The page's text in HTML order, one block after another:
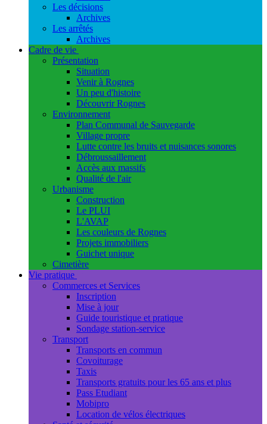
Les décisions
Archives
Les arrêtés
Archives
Cadre de vie
Présentation
Situation
Venir à Rognes
Un peu d'histoire
Découvrir Rognes
Environnement
Plan Communal de Sauvegarde
Village propre
Lutte contre les bruits et nuisances sonores
Débroussaillement
Accès aux massifs
Qualité de l'air
Urbanisme
Construction
Le PLUI
L'AVAP
Les couleurs de Rognes
Projets immobiliers
Guichet unique
Cimetière
Vie pratique
Commerces et Services
Inscription
Mise à jour
Guide touristique et pratique
Sondage station-service
Transport
Transports en commun
Covoiturage
Taxis
Transports gratuits pour les 65 ans et plus
Pass Etudiant
Mobipro
Location de vélos électriques